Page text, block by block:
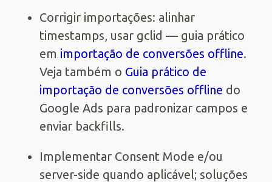
Corrigir importações: alinhar
timestamps, usar gclid — guia prático
em importação de conversões offline.
Veja também o Guia prático de
importação de conversões offline do
Google Ads para padronizar campos e
enviar backfills.
Implementar Consent Mode e/ou
server-side quando aplicável; soluções